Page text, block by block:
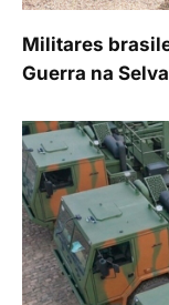
Militares
Guerra na